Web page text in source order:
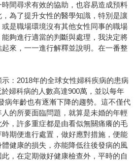
間尋求有效的協助，也容易造成預料
為了提升女性的醫學知識，特別是讓
是職場環境沒有其他女性同事的職場
夠進行適當的判斷與處理，我決定將
來，一一進行解釋並說明。在一番整
：2018年的全球女性婦科疾病的患病
婦科病的人數高達900萬，並以每年
病年齡也有逐漸下降的趨勢。這不僅代
的所要面臨問題，就算是未婚的年輕
，許多重症都是由看似無關痛癢的毛
期便進行處置，做好應對措施，便能
健康的損失，亦能降低往後發病的風
，在定期做好健康檢查外，平時的自